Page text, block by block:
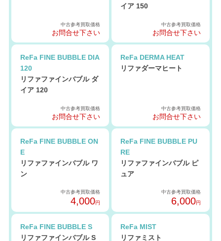
中古参考買取価格
お問合せ下さい
イア 150
中古参考買取価格
お問合せ下さい
ReFa FINE BUBBLE DIA
120
リファファインバブル ダ
イア 120
中古参考買取価格
お問合せ下さい
ReFa DERMA HEAT
リファダーマヒート
中古参考買取価格
お問合せ下さい
ReFa FINE BUBBLE ON
E
リファファインバブル ワ
ン
中古参考買取価格
4,000円
ReFa FINE BUBBLE PU
RE
リファファインバブル ピ
ュア
中古参考買取価格
6,000円
ReFa FINE BUBBLE S
リファファインバブル S
ReFa MIST
リファミスト